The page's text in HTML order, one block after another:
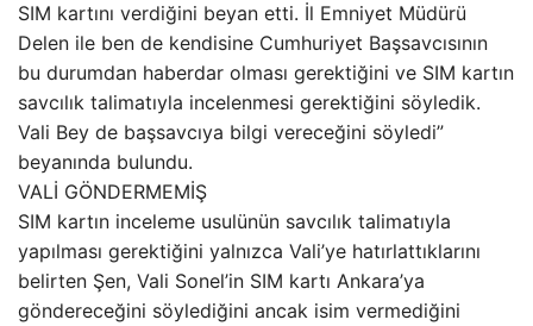
SIM kartını verdiğini beyan etti. İl Emniyet Müdürü
Delen ile ben de kendisine Cumhuriyet Başsavcısının
bu durumdan haberdar olması gerektiğini ve SIM kartın
savcılık talimatıyla incelenmesi gerektiğini söyledik.
Vali Bey de başsavcıya bilgi vereceğini söyledi”
beyanında bulundu.
VALİ GÖNDERMEMİŞ
SIM kartın inceleme usulünün savcılık talimatıyla
yapılması gerektiğini yalnızca Vali’ye hatırlattıklarını
belirten Şen, Vali Sonel’in SIM kartı Ankara’ya
göndereceğini söylediğini ancak isim vermediğini